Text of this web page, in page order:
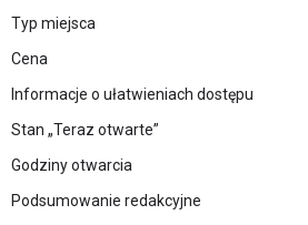
Typ miejsca
Cena
Informacje o ułatwieniach dostępu
Stan „Teraz otwarte”
Godziny otwarcia
Podsumowanie redakcyjne